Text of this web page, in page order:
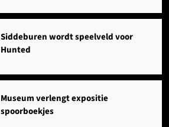
Siddeburen wordt speelveld voor
Hunted
Museum verlengt expositie
spoorboekjes